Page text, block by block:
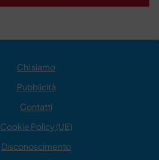
Chi siamo
Pubblicità
Contatti
Cookie Policy (UE)
Disconoscimento